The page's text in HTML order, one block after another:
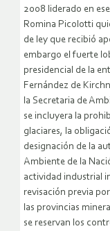
2008 liderado en
Romina Picolotti
de ley que recibió
embargo el fuerte
presidencial de la
Fernández de
la Secretaria de
se incluyera la
glaciares, la
designación de la
Ambiente de la
actividad industrial
revisación previa
las provincias
se reservan los